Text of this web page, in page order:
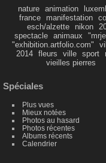
nature animation
france
manifestation
esch/alzette
nikon
spectacle
animaux
"exhibition.artfolio.com"
2014
fleurs ville sport
vieilles pierres
Spéciales
Plus vues
Mieux notées
Photos au hasard
Photos récentes
Albums récents
Calendrier